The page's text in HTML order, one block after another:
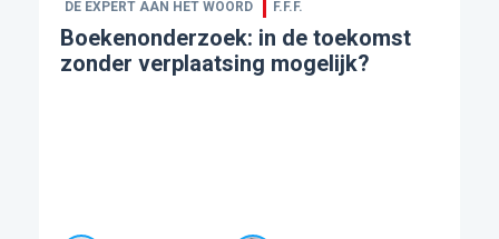
DE EXPERT AAN HET WOORD F.F.F.
Boekenonderzoek: in de toekomst
zonder verplaatsing mogelijk?